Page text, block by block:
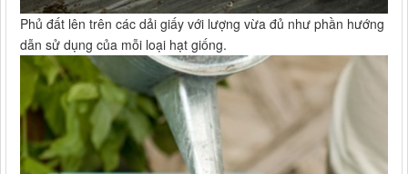
Phủ đất lên trên các dải giấy với lượng vừa đủ như phần hướng
dẫn sử dụng của mỗi loại hạt giống.